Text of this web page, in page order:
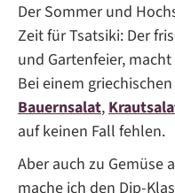
Der Sommer und
Zeit für Tsatsiki: Der
und Gartenfeier,
Bei einem
Bauernsalat,
auf keinen Fall fehlen.
Aber auch zu Gemüse
mache ich den Dip-